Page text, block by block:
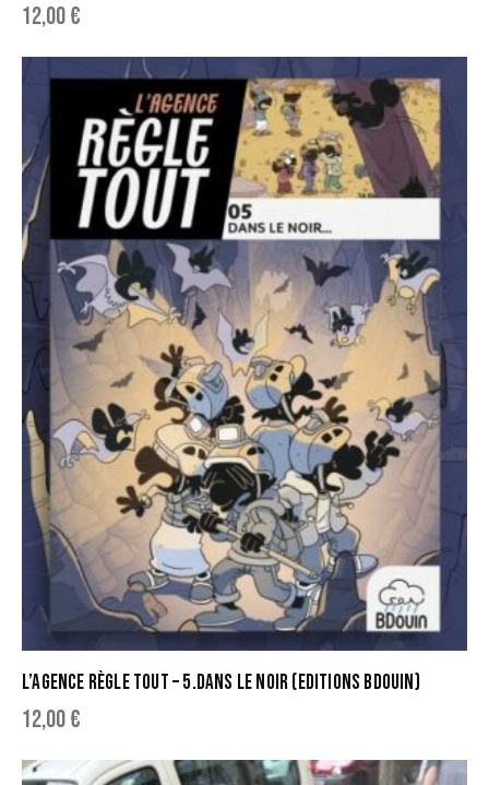
12,00€
L’AGENCE RÈGLE TOUT – 5.DANS LE NOIR (EDITIONS BDOUIN)
12,00€